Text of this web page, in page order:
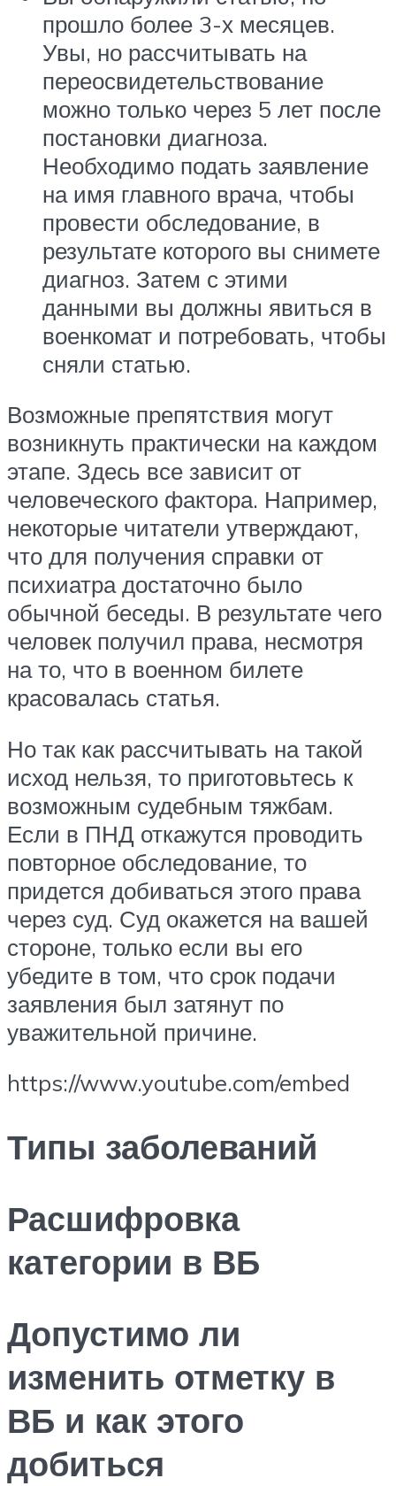
прошло более 3-х месяцев.
Увы, но рассчитывать на
переосвидетельствование
можно только через 5 лет после
постановки диагноза.
Необходимо подать заявление
на имя главного врача, чтобы
провести обследование, в
результате которого вы снимете
диагноз. Затем с этими
данными вы должны явиться в
военкомат и потребовать, чтобы
сняли статью.
Возможные препятствия могут
возникнуть практически на каждом
этапе. Здесь все зависит от
человеческого фактора. Например,
некоторые читатели утверждают,
что для получения справки от
психиатра достаточно было
обычной беседы. В результате чего
человек получил права, несмотря
на то, что в военном билете
красовалась статья.
Но так как рассчитывать на такой
исход нельзя, то приготовьтесь к
возможным судебным тяжбам.
Если в ПНД откажутся проводить
повторное обследование, то
придется добиваться этого права
через суд. Суд окажется на вашей
стороне, только если вы его
убедите в том, что срок подачи
заявления был затянут по
уважительной причине.
https://www.youtube.com/embed
Типы заболеваний
Расшифровка
категории в ВБ
Допустимо ли
изменить отметку в
ВБ и как этого
добиться